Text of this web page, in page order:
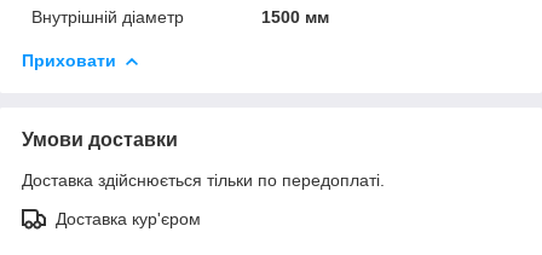
Внутрішній діаметр
1500 мм
Приховати
Умови доставки
Доставка здійснюється тільки по передоплаті.
Доставка кур'єром